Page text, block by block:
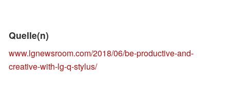
Quelle(n)
www.lgnewsroom.com/2018/06/be-productive-and-
creative-with-lg-q-stylus/